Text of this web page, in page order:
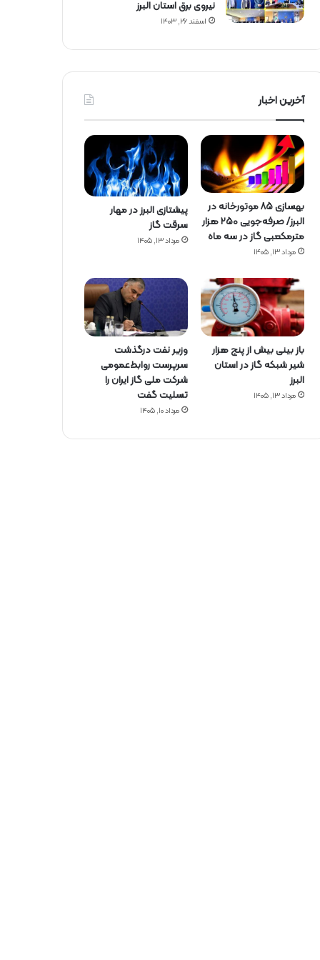
نیروی برق استان البرز
اسفند ۲۶, ۱۴۰۳
آخرین اخبار
بهسازی ۸۵ موتورخانه در
البرز/ صرفه‌جویی ۲۵۰ هزار
مترمکعبی گاز در سه ماه
مرداد ۱۳, ۱۴۰۵
پیشتازی البرز در مهار
سرقت گاز
مرداد ۱۳, ۱۴۰۵
باز بینی بیش از پنج هزار
شیر شبکه گاز در استان
البرز
مرداد ۱۳, ۱۴۰۵
وزیر نفت درگذشت
سرپرست روابط‌عمومی
شرکت ملی گاز ایران را
تسلیت گفت
مرداد ۱۰, ۱۴۰۵